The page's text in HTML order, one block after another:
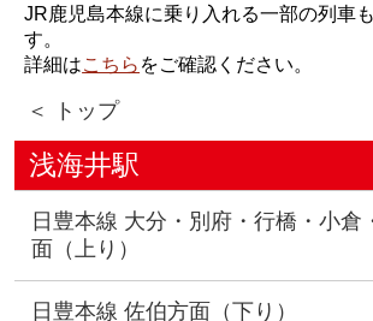
JR鹿児島本線に乗り入れる一部の列車
す。
詳細はこちら をご確認ください。
＜ トップ
浅海井駅
日豊本線 大分・別府・行橋・小倉
面（上り）
日豊本線 佐伯方面（下り）